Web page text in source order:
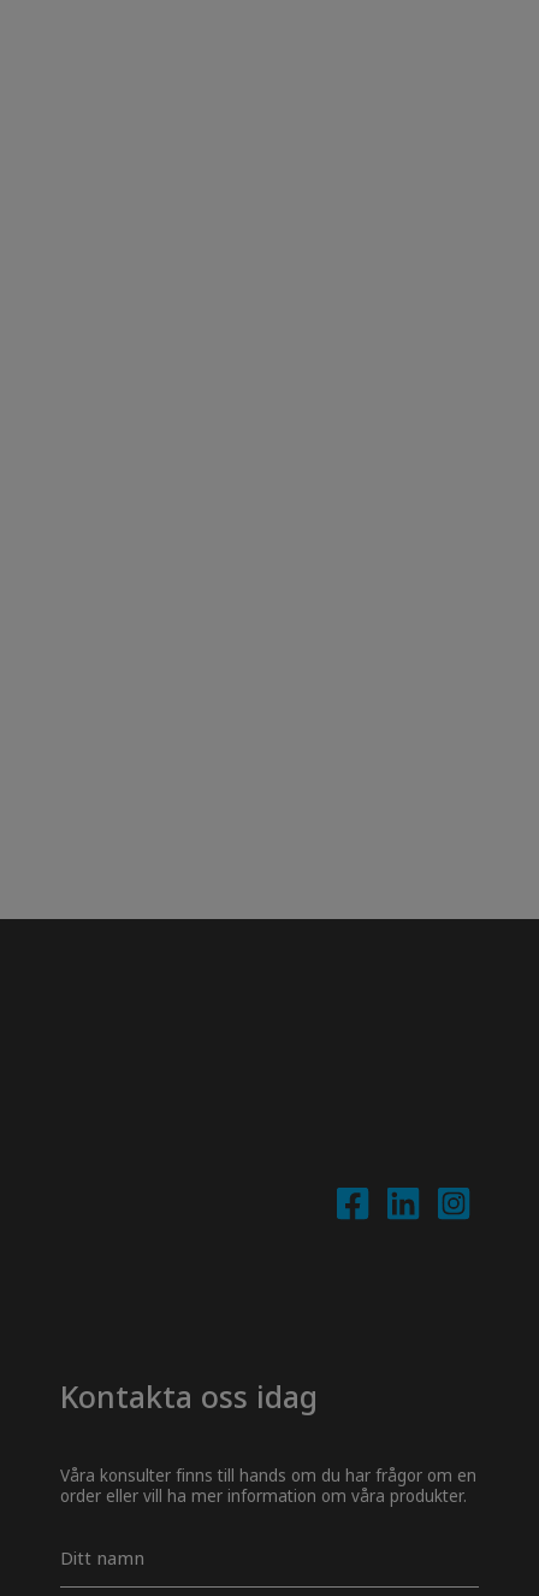
Kontakta oss idag
Våra konsulter finns till hands om du har frågor om en
order eller vill ha mer information om våra produkter.
*